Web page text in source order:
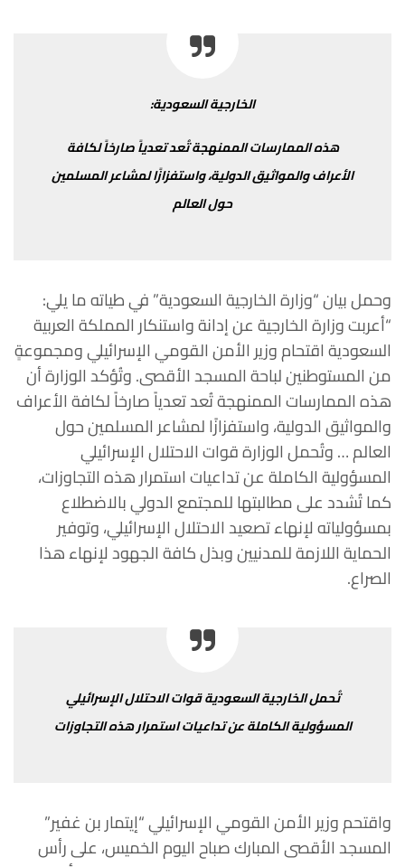
الخارجيةالسعودية:
هذهالممارساتالممنهجةتُعدتعدياًصارخاًلكافة
الأعرافوالمواثيقالدولية،واستفزازًالمشاعرالمسلمين
حولالعالم
وحملبيان“وزارةالخارجيةالسعودية”فيطياتهمايلي:
“أعربتوزارةالخارجيةعنإدانةواستنكارالمملكةالعربية
السعوديةاقتحاموزيرالأمنالقومي الإسرائيليومجموعةٍ
منالمستوطنينلباحةالمسجدالأقصى.وتُؤكدالوزارةأن
هذهالممارساتالممنهجةتُعدتعدياًصارخاًلكافةالأعراف
والمواثيقالدولية،واستفزازًالمشاعرالمسلمينحول
العالم…وتُحملالوزارةقواتالاحتلالالإسرائيلي
المسؤوليةالكاملةعنتداعياتاستمرارهذهالتجاوزات،
كماتُشددعلىمطالبتهاللمجتمعالدوليبالاضطلاع
بمسؤولياتهلإنهاءتصعيدالاحتلالالإسرائيلي،وتوفير
الحمايةاللازمةللمدنيينوبذلكافةالجهودلإنهاءهذا
الصراع.
تُحملالخارجيةالسعوديةقواتالاحتلالالإسرائيلي
المسؤوليةالكاملةعنتداعياتاستمرارهذهالتجاوزات
واقتحموزيرالأمنالقوميالإسرائيلي“إيتماربنغفير”
المسجدالأقصىالمباركصباحاليومالخميس، علىرأس